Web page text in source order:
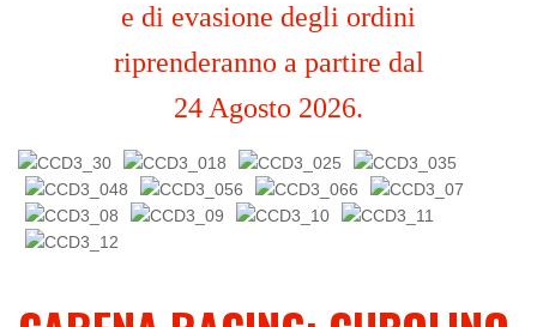
e di evasione degli ordini
riprenderanno a partire dal
24 Agosto 2026.